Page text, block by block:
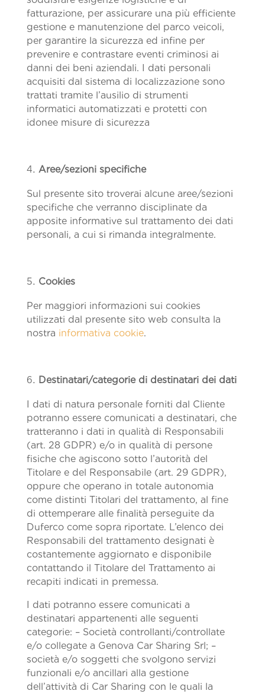
fatturazione, per assicurare una più efficiente
gestione e manutenzione del parco veicoli,
per garantire la sicurezza ed infine per
prevenire e contrastare eventi criminosi ai
danni dei beni aziendali. I dati personali
acquisiti dal sistema di localizzazione sono
trattati tramite l’ausilio di strumenti
informatici automatizzati e protetti con
idonee misure di sicurezza
Aree/sezioni specifiche
Sul presente sito troverai alcune aree/sezioni
specifiche che verranno disciplinate da
apposite informative sul trattamento dei dati
personali, a cui si rimanda integralmente.
Cookies
Per maggiori informazioni sui cookies
utilizzati dal presente sito web consulta la
nostra informativa cookie.
Destinatari/categorie di destinatari dei dati
I dati di natura personale forniti dal Cliente
potranno essere comunicati a destinatari, che
tratteranno i dati in qualità di Responsabili
(art. 28 GDPR) e/o in qualità di persone
fisiche che agiscono sotto l’autorità del
Titolare e del Responsabile (art. 29 GDPR),
oppure che operano in totale autonomia
come distinti Titolari del trattamento, al fine
di ottemperare alle finalità perseguite da
Duferco come sopra riportate. L’elenco dei
Responsabili del trattamento designati è
costantemente aggiornato e disponibile
contattando il Titolare del Trattamento ai
recapiti indicati in premessa.
I dati potranno essere comunicati a
destinatari appartenenti alle seguenti
categorie: – Società controllanti/controllate
e/o collegate a Genova Car Sharing Srl; –
società e/o soggetti che svolgono servizi
funzionali e/o ancillari alla gestione
dell’attività di Car Sharing con le quali la